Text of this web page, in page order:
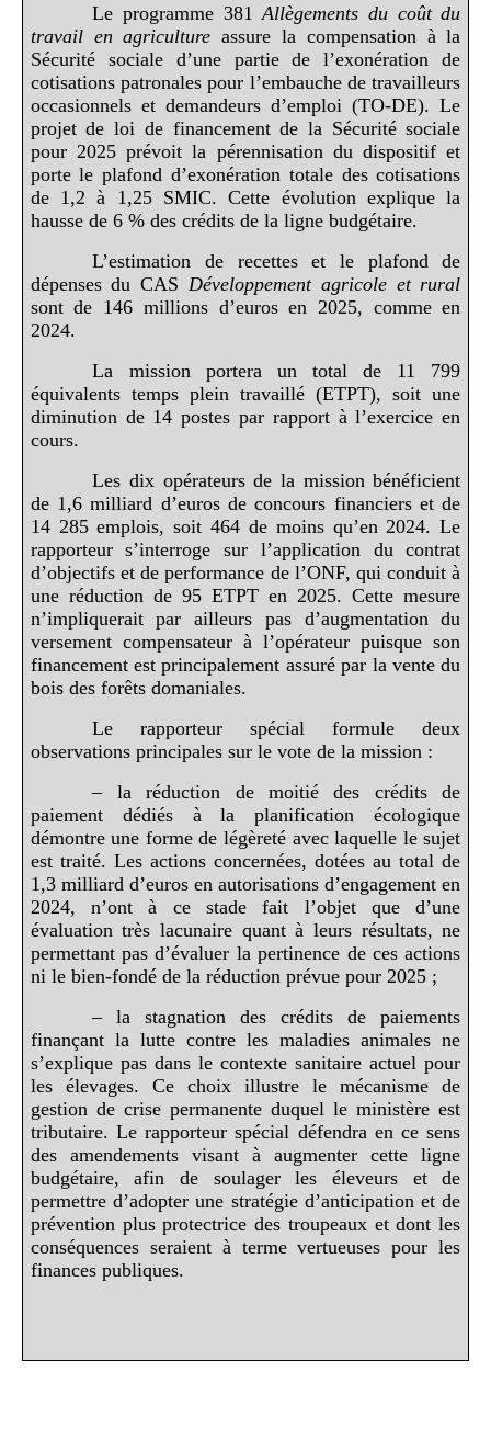
Le programme 381Allègements du coût du
travail en agricultureassure la compensation à la
Sécurité sociale d’une partie de l’exonération de
cotisations patronales pour l’embauche de travailleurs
occasionnels et demandeurs d’emploi (TO‑DE). Le
projet de loi de financement de la Sécurité sociale
pour 2025 prévoit la pérennisation du dispositif et
porte le plafond d’exonération totale des cotisations
de 1,2 à 1,25 SMIC. Cette évolution explique la
hausse de 6 % des crédits de la ligne budgétaire.
L’estimation de recettes et le plafond de
dépenses du CAS Développement agricole et rural
sont de 146 millions d’euros en 2025, comme en
2024.
La mission portera un total de 11 799
équivalents temps plein travaillé (ETPT), soit une
diminution de 14 postes par rapport à l’exercice en
cours.
Les dix opérateurs de la mission bénéficient
de 1,6 milliard d’euros de concours financiers et de
14 285 emplois, soit 464 de moins qu’en 2024. Le
rapporteur s’interroge sur l’application du contrat
d’objectifs et de performance de l’ONF, qui conduit à
une réduction de 95 ETPT en 2025. Cette mesure
n’impliquerait par ailleurs pas d’augmentation du
versement compensateur à l’opérateur puisque son
financement est principalement assuré par la vente du
bois des forêts domaniales.
Le rapporteur spécial formule deux
observations principales sur le vote de la mission :
– la réduction de moitié des crédits de
paiement dédiés à la planification écologique
démontre une forme de légèreté avec laquelle le sujet
est traité. Les actions concernées, dotées au total de
1,3 milliard d’euros en autorisations d’engagement en
2024, n’ont à ce stade fait l’objet que d’une
évaluation très lacunaire quant à leurs résultats, ne
permettant pas d’évaluer la pertinence de ces actions
ni le bien-fondé de la réduction prévue pour 2025 ;
– la stagnation des crédits de paiements
finançant la lutte contre les maladies animales ne
s’explique pas dans le contexte sanitaire actuel pour
les élevages. Ce choix illustre le mécanisme de
gestion de crise permanente duquel le ministère est
tributaire. Le rapporteur spécial défendra en ce sens
des amendements visant à augmenter cette ligne
budgétaire, afin de soulager les éleveurs et de
permettre d’adopter une stratégie d’anticipation et de
prévention plus protectrice des troupeaux et dont les
conséquences seraient à terme vertueuses pour les
finances publiques.